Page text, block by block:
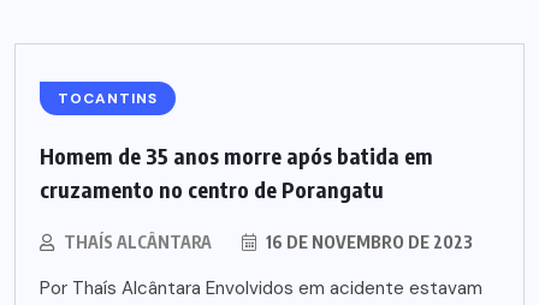
TOCANTINS
Homem de 35 anos morre após batida em
cruzamento no centro de Porangatu
THAÍS ALCÂNTARA 16 DE NOVEMBRO DE 2023
Por Thaís Alcântara Envolvidos em acidente estavam